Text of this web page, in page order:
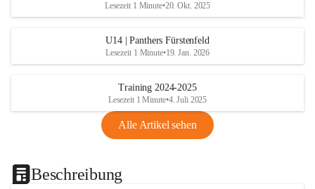
Lesezeit 1 Minute•20. Okt. 2025
U14 | Panthers Fürstenfeld
Lesezeit 1 Minute•19. Jan. 2026
Training 2024-2025
Lesezeit 1 Minute•4. Juli 2025
Alle Artikel sehen
Beschreibung